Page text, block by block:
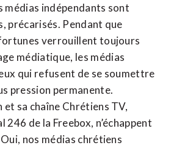
médias indépendants sont
précarisés. Pendant que
verrouillent toujours
médiatique, les médias
qui refusent de se soumettre
pression permanente.
et sa chaîne Chrétiens TV,
246 de la Freebox, n’échappent
nos médias chrétiens